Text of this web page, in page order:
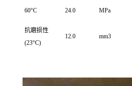
60°C 24.0 MPa
抗磨损性
(23°C)
12.0 mm3